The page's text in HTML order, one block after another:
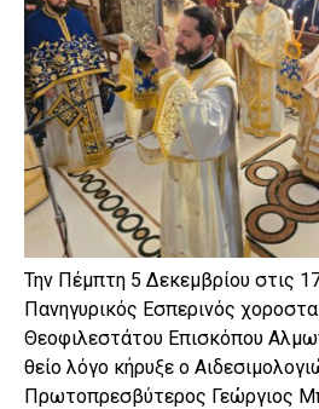
Την Πέμπτη 5 Δεκεμβρίου στις
Πανηγυρικός Εσπερινός
Θεοφιλεστάτου Επισκόπου
θείο λόγο κήρυξε ο
Πρωτοπρεσβύτερος Γεώργιος